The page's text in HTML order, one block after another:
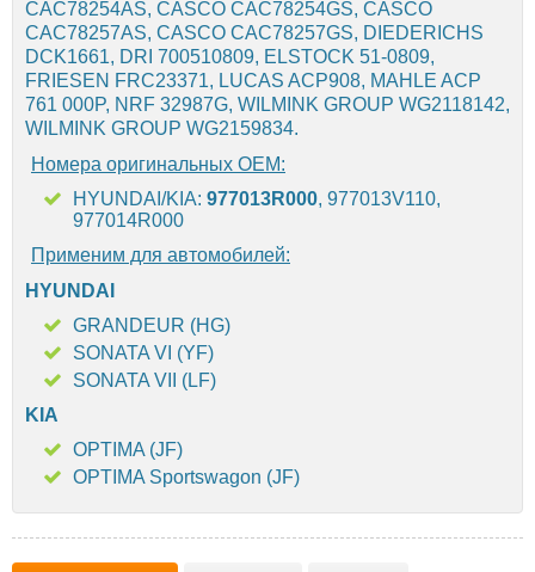
CAC78254AS, CASCO CAC78254GS, CASCO
CAC78257AS, CASCO CAC78257GS, DIEDERICHS
DCK1661, DRI 700510809, ELSTOCK 51-0809,
FRIESEN FRC23371, LUCAS ACP908, MAHLE ACP
761 000P, NRF 32987G, WILMINK GROUP WG2118142,
WILMINK GROUP WG2159834.
Номера оригинальных OEM:
HYUNDAI/KIA: 977013R000, 977013V110,
977014R000
Применим для автомобилей:
HYUNDAI
GRANDEUR (HG)
SONATA VI (YF)
SONATA VII (LF)
KIA
OPTIMA (JF)
OPTIMA Sportswagon (JF)